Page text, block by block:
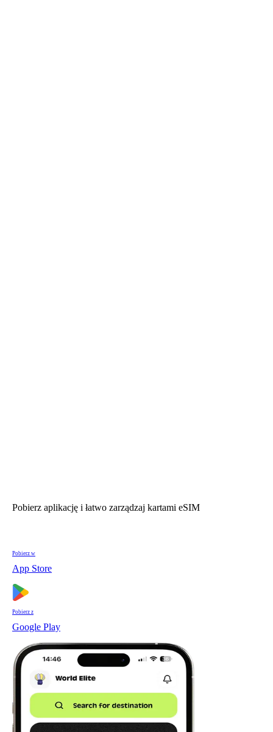
Pobierz aplikację i łatwo zarządzaj kartami eSIM
Pobierz w
App Store
Pobierz z
Google Play